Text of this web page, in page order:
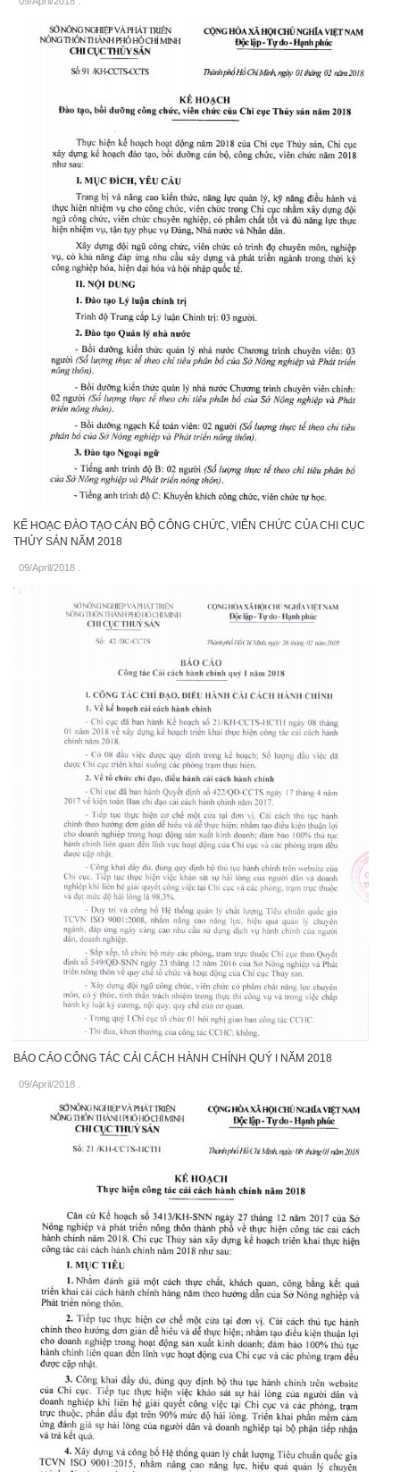
KẾ HOẠC ĐÀO TẠO CÁN BỘ CÔNG CHỨC, VIÊN CHỨC CỦA CHI CỤC
THỦY SẢN NĂM 2018
09/April/2018
BÁO CÁO CÔNG TÁC CẢI CÁCH HÀNH CHÍNH QUÝ I NĂM 2018
09/April/2018